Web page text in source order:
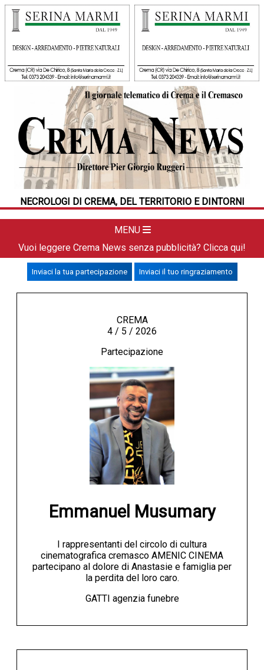
NECROLOGI DI CREMA, DEL TERRITORIO E DINTORNI
MENU
HOME
CRONACA
POLITICA
LA FOTO
DAL TERRITORIO
APPUNTAMENTI
LA PIAZZA
ANIMALI
NECROLOGI
ACCEDI
Vuoi leggere Crema News senza pubblicità? Clicca qui!
Inviaci la tua partecipazione Inviaci il tuo ringraziamento
CREMA
4 / 5 / 2026
Partecipazione
Emmanuel Musumary
I rappresentanti del circolo di cultura
cinematografica cremasco AMENIC CINEMA
partecipano al dolore di Anastasie e famiglia per
la perdita del loro caro.
GATTI agenzia funebre